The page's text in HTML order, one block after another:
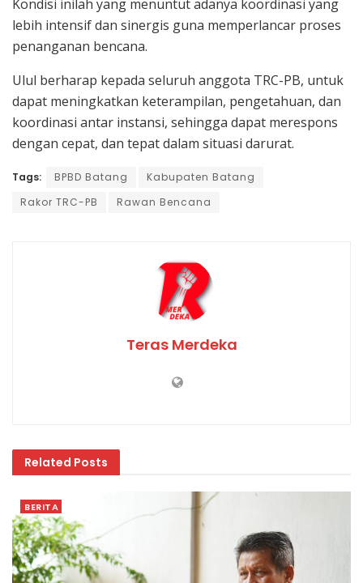
Kondisi inilah yang menuntut adanya koordinasi yang
lebih intensif dan sinergis guna memperlancar proses
penanganan bencana.
Ulul berharap kepada seluruh anggota TRC-PB, untuk
dapat meningkatkan keterampilan, pengetahuan, dan
koordinasi antar instansi, sehingga dapat merespons
dengan cepat, dan tepat dalam situasi darurat.
Tags: BPBD Batang
Kabupaten Batang
Rakor TRC-PB
Rawan Bencana
Teras Merdeka
Related Posts
BERITA